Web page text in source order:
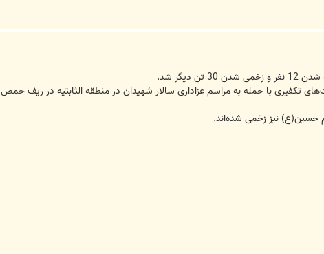
شد.
به مراسم عزاداری سالار شهیدان در منطقه الثابتیه در ریف حمص 12 نفر را به شهادت رساندند.